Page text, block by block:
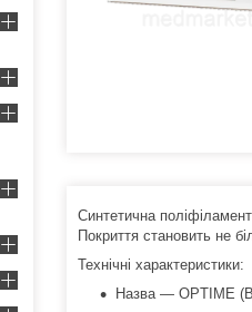
Синтетична
Покриття становить не
Технічні характеристики:
Назва — OPTIME